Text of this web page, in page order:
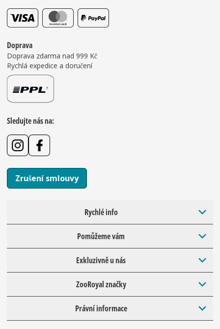
Doprava
Doprava zdarma nad 999 Kč
Rychlá expedice a doručení
Sledujte nás na:
Zrušení smlouvy
Rychlé info
Pomůžeme vám
Exkluzivně u nás
ZooRoyal značky
Právní informace